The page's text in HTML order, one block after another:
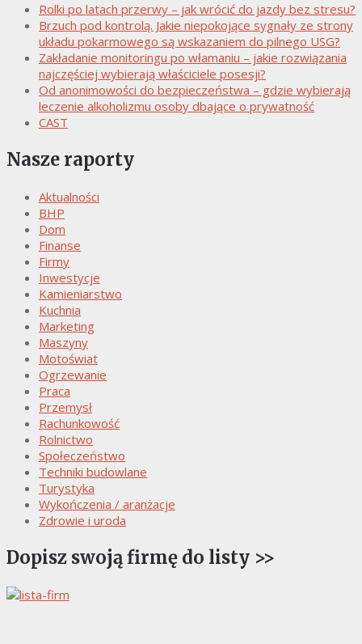
Rolki po latach przerwy – jak wrócić do jazdy bez stresu?
Brzuch pod kontrolą. Jakie niepokojące sygnały ze strony
układu pokarmowego są wskazaniem do pilnego USG?
Zakładanie monitoringu po włamaniu – jakie rozwiązania
najczęściej wybierają właściciele posesji?
Od anonimowości do bezpieczeństwa – gdzie wybierają
leczenie alkoholizmu osoby dbające o prywatność
CAST
Nasze raporty
Aktualności
BHP
Dom
Finanse
Firmy
Inwestycje
Kamieniarstwo
Kuchnia
Marketing
Maszyny
Motoświat
Ogrzewanie
Praca
Przemysł
Rachunkowość
Rolnictwo
Społeczeństwo
Techniki budowlane
Turystyka
Wykończenia / aranżacje
Zdrowie i uroda
Dopisz swoją firmę do listy >>